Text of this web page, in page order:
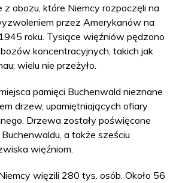
obozu, które Niemcy rozpoczęli na
przez Amerykanów na
roku. Tysiące więźniów pędzono
koncentracyjnych, takich jak
wielu nie przeżyło.
pamięci Buchenwald nieznane
drzew, upamiętniających ofiary
Drzewa zostały poświęcone
a także sześciu
więźniom.
więzili 280 tys. osób. Około 56